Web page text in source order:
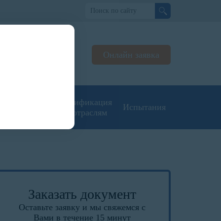
Онлайн заявка
Сертификация
по отраслям
Испытания
Заказать документ
Оставьте заявку и мы свяжемся с
Вами в течение 15 минут